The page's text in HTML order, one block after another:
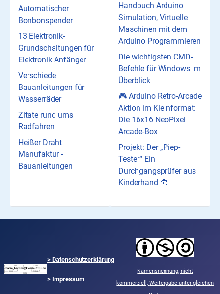
Automatischer
Bonbonspender
13 Elektronik-
Grundschaltungen für
Elektronik Anfänger
Verschiede
Bauanleitungen für
Wasserräder
Zitate rund ums
Radfahren
Heißer Draht
Manufaktur -
Bauanleitungen
Handbuch Arduino
Simulation, Virtuelle
Maschinen mit dem
Arduino Programmieren
Die wichtigsten CMD-
Befehle für Windows im
Überblick
🎮 Arduino Retro-Arcade
Aktion im Kleinformat:
Die 16x16 NeoPixel
Arcade-Box
Projekt: Der „Piep-
Tester“ Ein
Durchgangsprüfer aus
Kinderhand 🧰
> Datenschutzerklärung
> Impressum
Namensnennung,nicht
kommerziell,Weitergabe unter gleichen